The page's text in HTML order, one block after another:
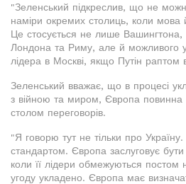
"Зеленський підкреслив, що не
наміри окремих столиць, коли
Це стосується не лише
Лондона та Риму, але й можливого
лідера в Москві, якщо Путін раптом
Зеленський вважає, що в процесі
з війною та миром, Європа повинна
столом переговорів.
"Я говорю тут не тільки про
стандартом. Європа заслуговує
коли її лідери обмежуються постом
угоду укладено. Європа має